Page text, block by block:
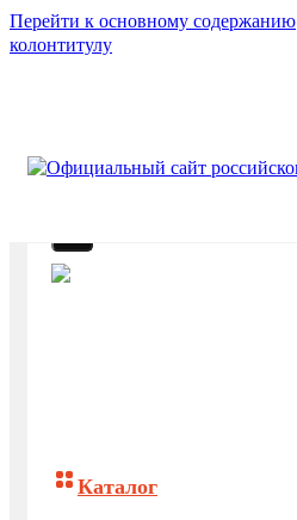
Перейти к основному содержанию
колонтитулу
Каталог